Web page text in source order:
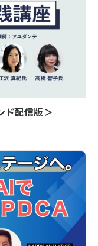
ド配信版＞